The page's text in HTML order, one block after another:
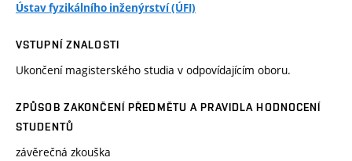
Ústav fyzikálního inženýrství (ÚFI)
VSTUPNÍ ZNALOSTI
Ukončení magisterského studia v odpovídajícím oboru.
ZPŮSOB ZAKONČENÍ PŘEDMĚTU A PRAVIDLA HODNOCENÍ
STUDENTŮ
závěrečná zkouška